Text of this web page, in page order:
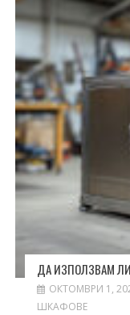
ДА ИЗПОЛЗВАМ
ОКТОМВРИ 1,
ШКАФОВЕ